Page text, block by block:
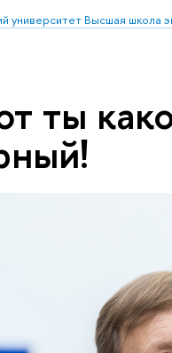
университет Высшая школа
ты